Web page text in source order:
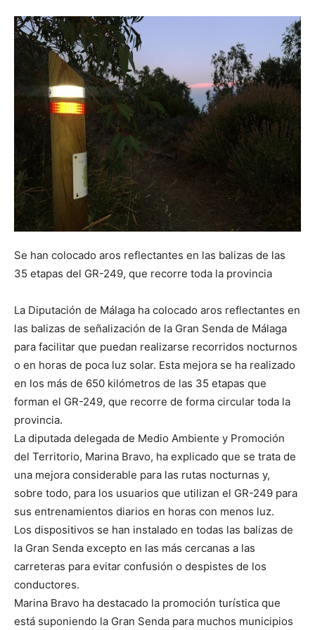
Se han colocado aros reflectantes en las balizas de las
35 etapas del GR-249, que recorre toda la provincia
La Diputación de Málaga ha colocado aros reflectantes en
las balizas de señalización de la Gran Senda de Málaga
para facilitar que puedan realizarse recorridos nocturnos
o en horas de poca luz solar. Esta mejora se ha realizado
en los más de 650 kilómetros de las 35 etapas que
forman el GR-249, que recorre de forma circular toda la
provincia.
La diputada delegada de Medio Ambiente y Promoción
del Territorio, Marina Bravo, ha explicado que se trata de
una mejora considerable para las rutas nocturnas y,
sobre todo, para los usuarios que utilizan el GR-249 para
sus entrenamientos diarios en horas con menos luz.
Los dispositivos se han instalado en todas las balizas de
la Gran Senda excepto en las más cercanas a las
carreteras para evitar confusión o despistes de los
conductores.
Marina Bravo ha destacado la promoción turística que
está suponiendo la Gran Senda para muchos municipios